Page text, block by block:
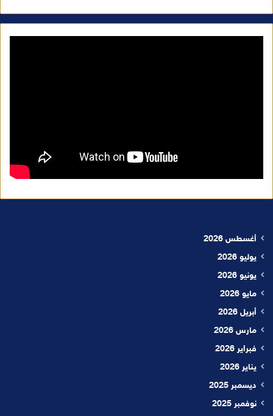
أغسطس 2026
يوليو 2026
يونيو 2026
مايو 2026
أبريل 2026
مارس 2026
فبراير 2026
يناير 2026
ديسمبر 2025
نوفمبر 2025